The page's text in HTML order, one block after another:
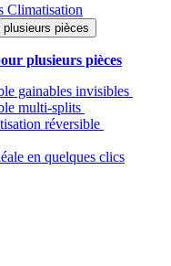
Climatisation
pièces
plusieurs pièces
gainables invisibles
multi-splits
réversible
en quelques clics